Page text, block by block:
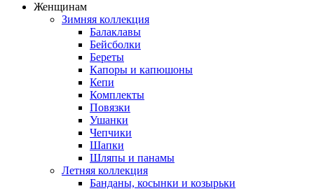
Женщинам
Зимняя коллекция
Балаклавы
Бейсболки
Береты
Капоры и капюшоны
Кепи
Комплекты
Повязки
Ушанки
Чепчики
Шапки
Шляпы и панамы
Летняя коллекция
Банданы, косынки и козырьки